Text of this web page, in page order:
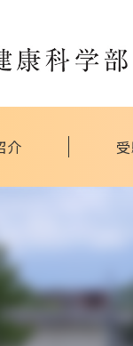
介